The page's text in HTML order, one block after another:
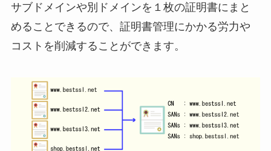
サブドメインや別ドメインを１枚の証明書にまと
めることできるので、証明書管理にかかる労力や
コストを削減することができます。